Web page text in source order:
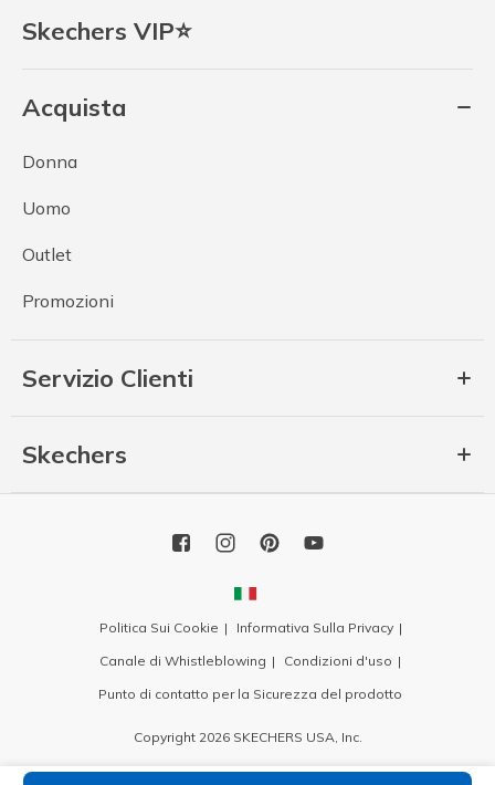
Skechers VIP⭐
Acquista
Donna
Uomo
Outlet
Promozioni
Servizio Clienti
Skechers
Politica Sui Cookie
Informativa Sulla Privacy
Canale di Whistleblowing
Condizioni d'uso
Punto di contatto per la Sicurezza del prodotto
Copyright 2026 SKECHERS USA, Inc.